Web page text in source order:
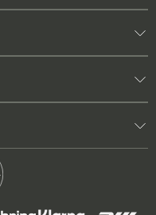
– sådan vælger du